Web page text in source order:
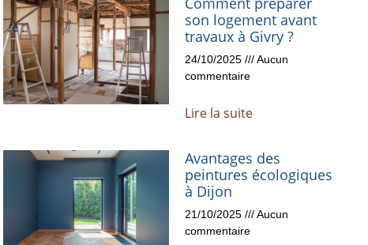
son logement avant
travaux à Givry ?
24/10/2025
Aucun
commentaire
Lire la suite
Avantages des
peintures écologiques
à Dijon
21/10/2025
Aucun
commentaire